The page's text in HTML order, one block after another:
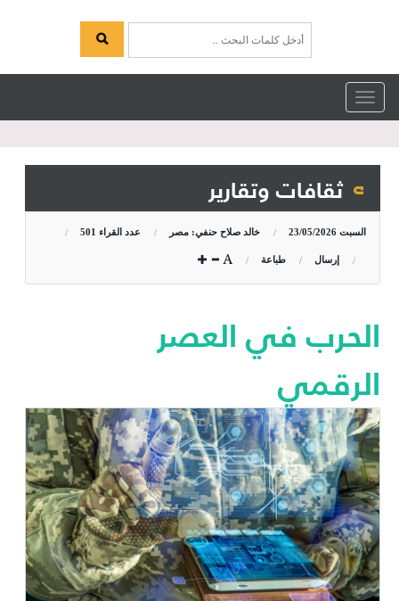
Toggle
navigation
ثقافات وتقارير
السبت 23/05/2026 خالد صلاح حنفي: مصر عدد القراء 501
إرسال طباعة
الحرب في العصر
الرقمي